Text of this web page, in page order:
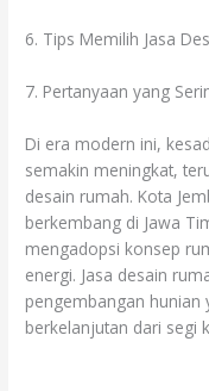
6. Tips Memilih Jasa
7. Pertanyaan yang
Di era modern ini,
semakin meningkat,
desain rumah. Kota
berkembang di Jawa
mengadopsi konsep
energi. Jasa desain
pengembangan hunian
berkelanjutan dari segi